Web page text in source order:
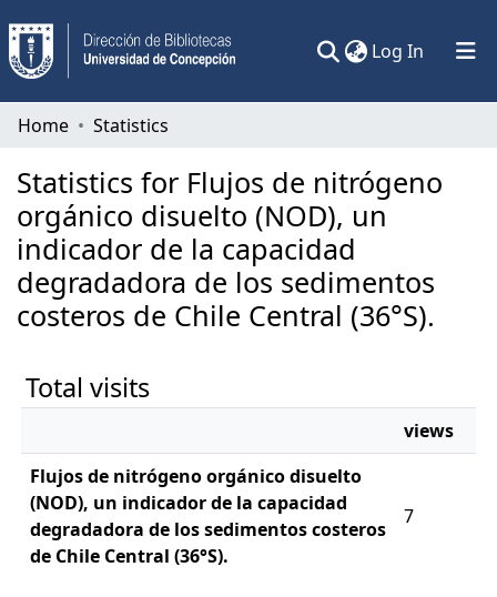
Log In (current)
Communities & Collections
All of DSpace
Home Statistics
Statistics for Flujos de nitrógeno
orgánico disuelto (NOD), un
indicador de la capacidad
degradadora de los sedimentos
costeros de Chile Central (36°S).
Total visits
views
Flujos de nitrógeno orgánico disuelto
(NOD), un indicador de la capacidad
degradadora de los sedimentos costeros
de Chile Central (36°S).
7